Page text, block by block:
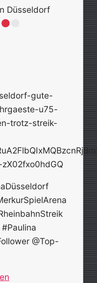
Düsseldorf
gute-
u75-
trotz-streik-
zX02fxo0hdGQ
@Top-